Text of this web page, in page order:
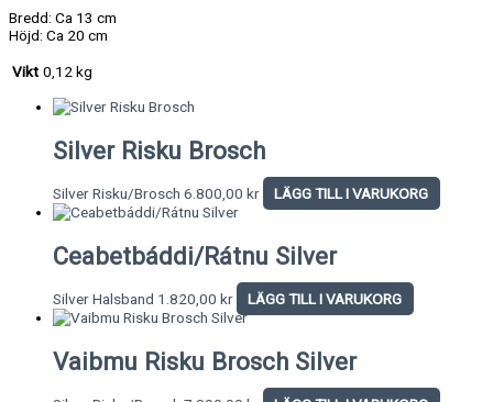
Bredd: Ca 13 cm
Höjd: Ca 20 cm
Vikt 0,12 kg
Silver Risku Brosch
Silver Risku/Brosch 6.800,00 kr LÄGG TILL I VARUKORG
Ceabetbáddi/Rátnu Silver
Silver Halsband 1.820,00 kr LÄGG TILL I VARUKORG
Vaibmu Risku Brosch Silver